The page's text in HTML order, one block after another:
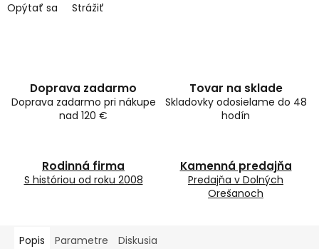
Opýtať sa Strážiť
Doprava zadarmo
Doprava zadarmo pri nákupe
nad 120 €
Tovar na sklade
Skladovky odosielame do 48
hodín
Rodinná firma
S históriou od roku 2008
Kamenná predajňa
Predajňa v Dolných
Orešanoch
Popis Parametre Diskusia